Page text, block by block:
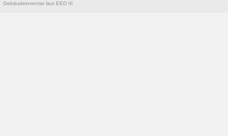
Gebäudeinventar laut EED III